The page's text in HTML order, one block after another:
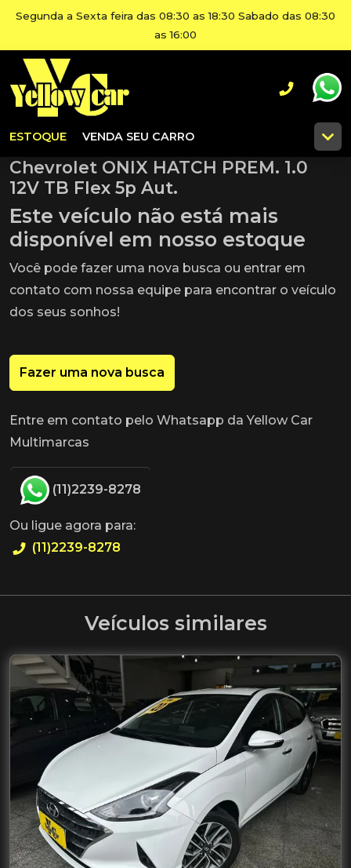
Segunda a Sexta feira das 08:30 as 18:30 Sabado das 08:30
as 16:00
ESTOQUE VENDA SEU CARRO
Chevrolet ONIX HATCH PREM. 1.0
12V TB Flex 5p Aut.
Este veículo não está mais
disponível em nosso estoque
Você pode fazer uma nova busca ou entrar em
contato com nossa equipe para encontrar o veículo
dos seus sonhos!
Fazer uma nova busca
Entre em contato pelo Whatsapp da Yellow Car
Multimarcas
(11)2239-8278
Ou ligue agora para:
(11)2239-8278
Veículos similares